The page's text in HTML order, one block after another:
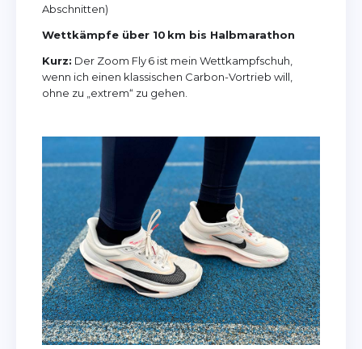
Abschnitten)
Wettkämpfe über 10 km bis Halbmarathon
Kurz: Der Zoom Fly 6 ist mein Wettkampfschuh,
wenn ich einen klassischen Carbon-Vortrieb will,
ohne zu „extrem“ zu gehen.